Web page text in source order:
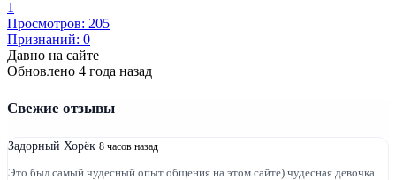
1
Просмотров: 205
Признаний: 0
Давно на сайте
Обновлено 4 года назад
Свежие отзывы
Задорный Хорёк 8 часов назад
Это был самый чудесный опыт общения на этом сайте) чудесная девочка